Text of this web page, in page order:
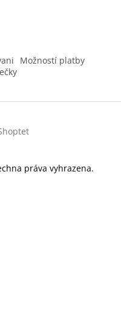
Možností platby
práva vyhrazena.